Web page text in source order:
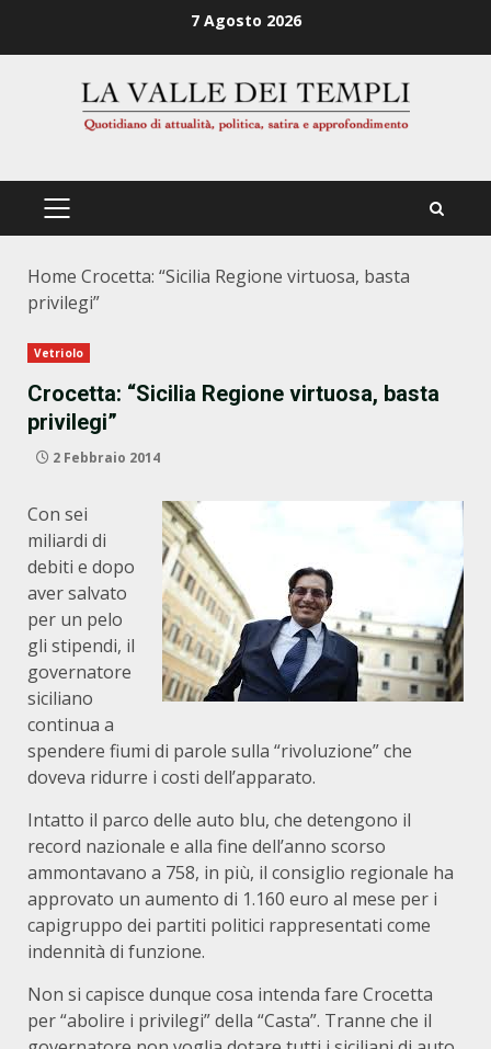
7 Agosto 2026
PRIMÄRES
Home Crocetta: “Sicilia Regione virtuosa, basta
privilegi”
Vetriolo
Crocetta: “Sicilia Regione virtuosa, basta
privilegi”
2 Febbraio 2014
Con sei
miliardi di
debiti e dopo
aver salvato
per un pelo
gli stipendi, il
governatore
siciliano
continua a
spendere fiumi di parole sulla “rivoluzione” che
doveva ridurre i costi dell’apparato.
Intatto il parco delle auto blu, che detengono il
record nazionale e alla fine dell’anno scorso
ammontavano a 758, in più, il consiglio regionale ha
approvato un aumento di 1.160 euro al mese per i
capigruppo dei partiti politici rappresentati come
indennità di funzione.
Non si capisce dunque cosa intenda fare Crocetta
per “abolire i privilegi” della “Casta”. Tranne che il